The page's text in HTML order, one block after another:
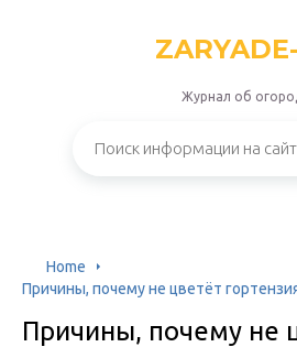
Журнал об
Home
Причины, почему не цветёт
Причины, почему не